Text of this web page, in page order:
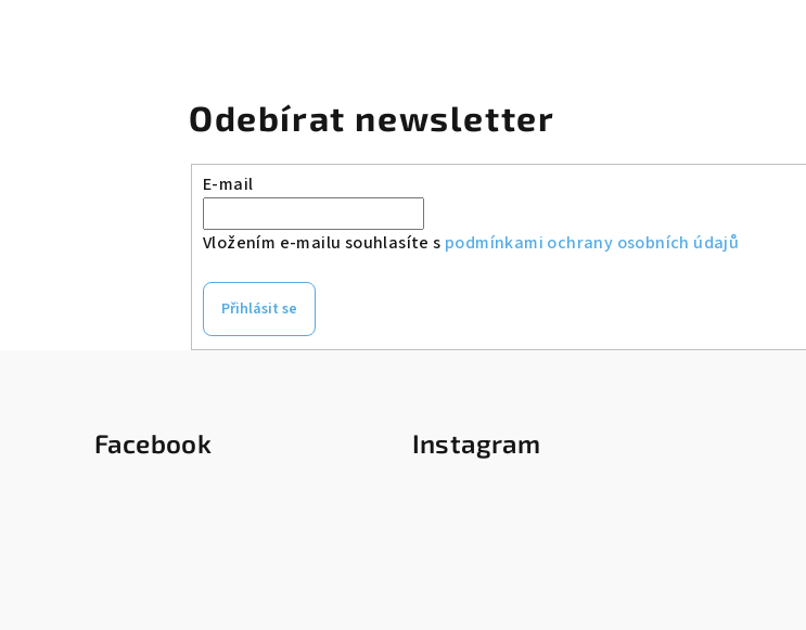
Odebírat newsletter
E-mail
Vložením e-mailu souhlasíte s podmínkami ochrany osobních údajů
Přihlásit se
Facebook Instagram